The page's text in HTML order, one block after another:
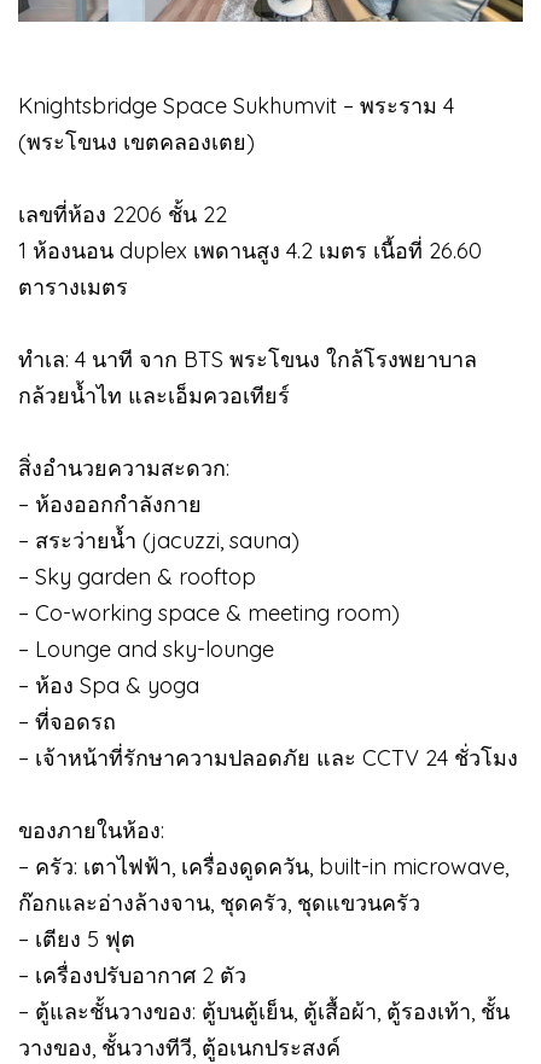
Knightsbridge Space Sukhumvit – พระราม 4
(พระโขนง เขตคลองเตย)
เลขที่ห้อง 2206 ชั้น 22
1 ห้องนอน duplex เพดานสูง 4.2 เมตร เนื้อที่ 26.60
ตารางเมตร
ทำเล: 4 นาที จาก BTS พระโขนง ใกล้โรงพยาบาล
กล้วยน้ำไท และเอ็มควอเทียร์
สิ่งอำนวยความสะดวก:
– ห้องออกกำลังกาย
– สระว่ายน้ำ (jacuzzi, sauna)
– Sky garden & rooftop
– Co-working space & meeting room)
– Lounge and sky-lounge
– ห้อง Spa & yoga
– ที่จอดรถ
– เจ้าหน้าที่รักษาความปลอดภัย และ CCTV 24 ชั่วโมง
ของภายในห้อง:
– ครัว: เตาไฟฟ้า, เครื่องดูดควัน, built-in microwave,
ก๊อกและอ่างล้างจาน, ชุดครัว, ชุดแขวนครัว
– เตียง 5 ฟุต
– เครื่องปรับอากาศ 2 ตัว
– ตู้และชั้นวางของ: ตู้บนตู้เย็น, ตู้เสื้อผ้า, ตู้รองเท้า, ชั้น
วางของ, ชั้นวางทีวี, ตู้อเนกประสงค์